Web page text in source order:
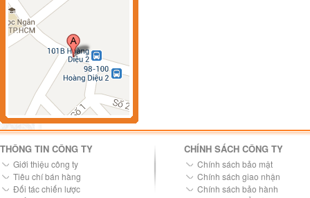
THÔNG TIN CÔNG TY
Giới thiệu công ty
Tiêu chí bán hàng
Đối tác chiến lược
CHÍNH SÁCH CÔNG TY
Chính sách bảo mật
Chính sách giao nhận
Chính sách bảo hành